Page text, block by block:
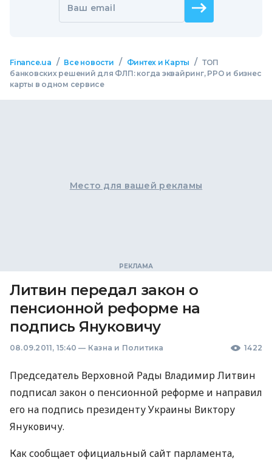
Ваш email
Finance.ua / Все новости / Финтех и Карты / ТОП
банковских решений для ФЛП: когда эквайринг, РРО и бизнес
карты в одном сервисе
Место для вашей рекламы
Литвин передал закон о
пенсионной реформе на
подпись Януковичу
08.09.2011, 15:40 — Казна и Политика 1422
Председатель Верховной Рады Владимир Литвин
подписал закон о пенсионной реформе и направил
его на подпись президенту Украины Виктору
Януковичу.
Как сообщает официальный сайт парламента,